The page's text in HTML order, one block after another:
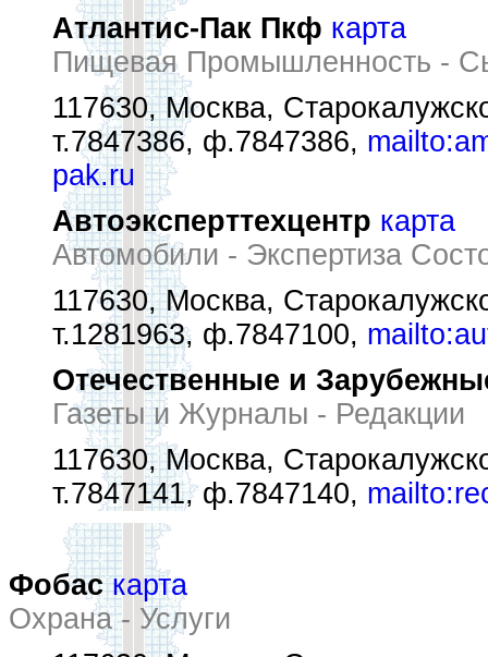
Атлантис-Пак Пкф карта
Пищевая Промышленность -
117630, Москва,
т.7847386, ф.7847386,
pak.ru
Автоэксперттехцентр карта
Автомобили - Экспертиза
117630, Москва,
т.1281963, ф.7847100,
Отечественные и
Газеты и Журналы - Редакции
117630, Москва,
т.7847141, ф.7847140,
Фобас карта
Охрана - Услуги